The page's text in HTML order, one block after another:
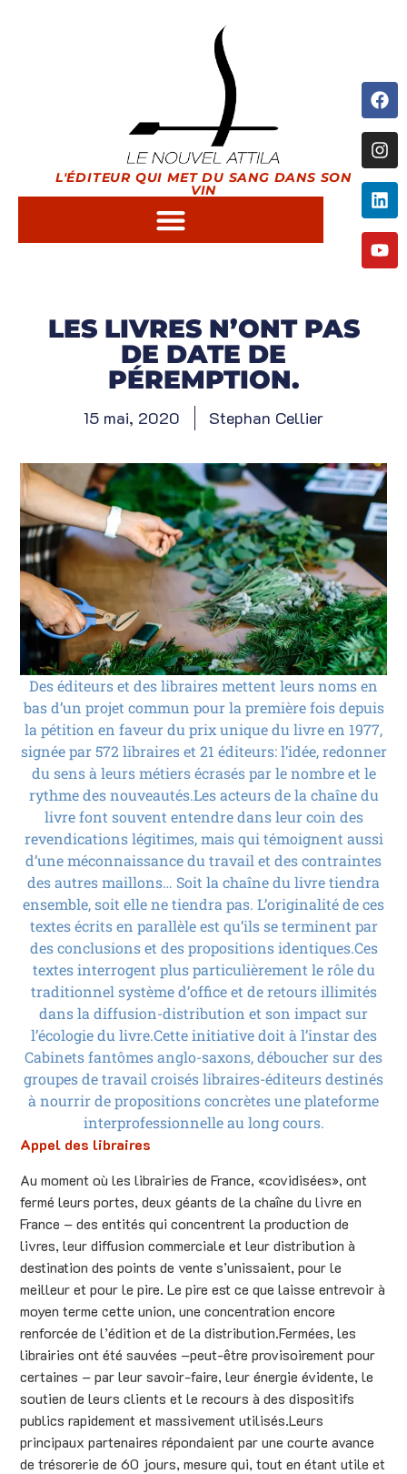
L'ÉDITEUR QUI MET DU SANG DANS SON
VIN
LES LIVRES N’ONT PAS
DE DATE DE
PÉREMPTION.
15 mai, 2020 Stephan Cellier
Des éditeurs et des libraires mettent leurs noms en
bas d’un projet commun pour la première fois depuis
la pétition en faveur du prix unique du livre en 1977,
signée par 572 libraires et 21 éditeurs: l’idée, redonner
du sens à leurs métiers écrasés par le nombre et le
rythme des nouveautés.Les acteurs de la chaîne du
livre font souvent entendre dans leur coin des
revendications légitimes, mais qui témoignent aussi
d’une méconnaissance du travail et des contraintes
des autres maillons… Soit la chaîne du livre tiendra
ensemble, soit elle ne tiendra pas. L’originalité de ces
textes écrits en parallèle est qu’ils se terminent par
des conclusions et des propositions identiques.Ces
textes interrogent plus particulièrement le rôle du
traditionnel système d’office et de retours illimités
dans la diffusion-distribution et son impact sur
l’écologie du livre.Cette initiative doit à l’instar des
Cabinets fantômes anglo-saxons, déboucher sur des
groupes de travail croisés libraires-éditeurs destinés
à nourrir de propositions concrètes une plateforme
interprofessionnelle au long cours.
Appel des libraires
Au moment où les librairies de France, «covidisées», ont
fermé leurs portes, deux géants de la chaîne du livre en
France – des entités qui concentrent la production de
livres, leur diffusion commerciale et leur distribution à
destination des points de vente s’unissaient, pour le
meilleur et pour le pire. Le pire est ce que laisse entrevoir à
moyen terme cette union, une concentration encore
renforcée de l’édition et de la distribution.Fermées, les
librairies ont été sauvées –peut-être provisoirement pour
certaines – par leur savoir-faire, leur énergie évidente, le
soutien de leurs clients et le recours à des dispositifs
publics rapidement et massivement utilisés.Leurs
principaux partenaires répondaient par une courte avance
de trésorerie de 60 jours, mesure qui, tout en étant utile et